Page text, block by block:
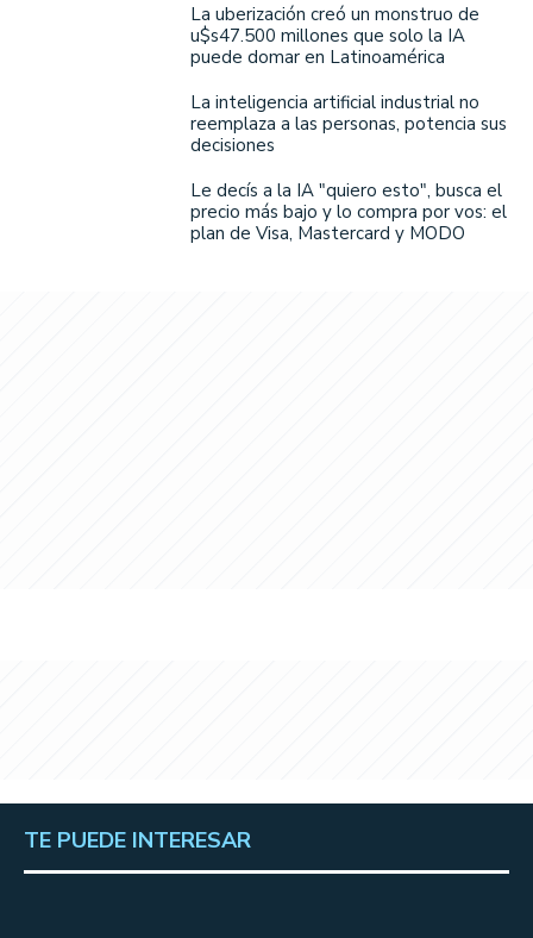
La uberización creó un monstruo de
u$s47.500 millones que solo la IA
puede domar en Latinoamérica
La inteligencia artificial industrial no
reemplaza a las personas, potencia sus
decisiones
Le decís a la IA "quiero esto", busca el
precio más bajo y lo compra por vos: el
plan de Visa, Mastercard y MODO
TE PUEDE INTERESAR